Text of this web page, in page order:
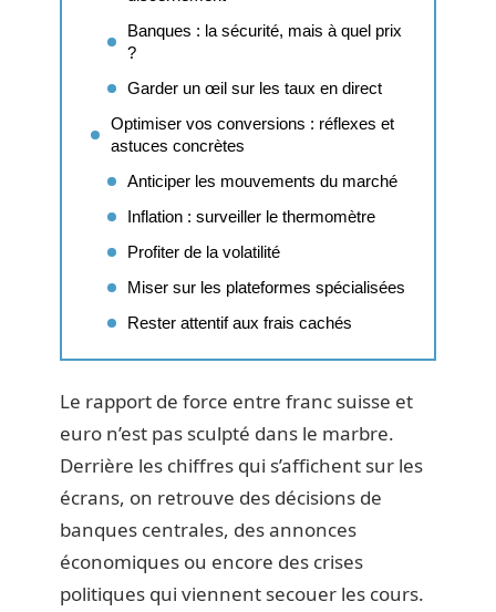
Banques : la sécurité, mais à quel prix
?
Garder un œil sur les taux en direct
Optimiser vos conversions : réflexes et
astuces concrètes
Anticiper les mouvements du marché
Inflation : surveiller le thermomètre
Profiter de la volatilité
Miser sur les plateformes spécialisées
Rester attentif aux frais cachés
Le rapport de force entre franc suisse et
euro n’est pas sculpté dans le marbre.
Derrière les chiffres qui s’affichent sur les
écrans, on retrouve des décisions de
banques centrales, des annonces
économiques ou encore des crises
politiques qui viennent secouer les cours.